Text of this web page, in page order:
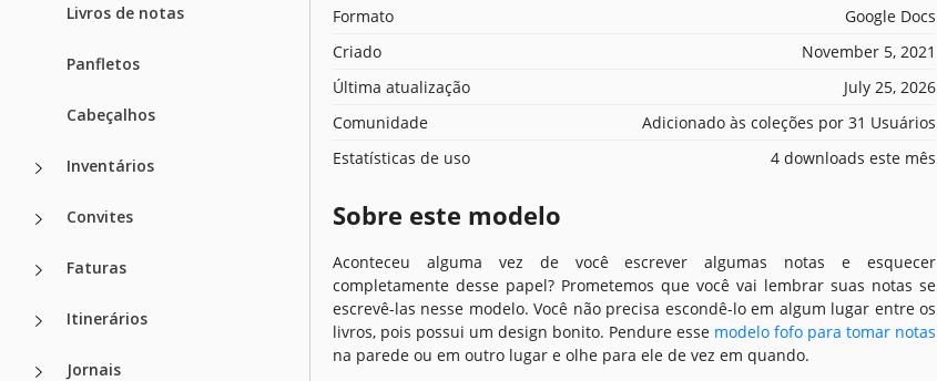
Livros de notas
Panfletos
Cabeçalhos
Inventários
Convites
Faturas
Itinerários
Jornais
Formato
Google Docs
Criado
November 5, 2021
Última atualização
July 25, 2026
Comunidade
Adicionado às coleções por 31 Usuários
Estatísticas de uso
4 downloads este mês
Sobre este modelo
Aconteceu alguma vez de você escrever algumas notas e esquecer
completamente desse papel? Prometemos que você vai lembrar suas notas se
escrevê-las nesse modelo. Você não precisa escondê-lo em algum lugar entre os
livros, pois possui um design bonito. Pendure esse modelo fofo para tomar notas
na parede ou em outro lugar e olhe para ele de vez em quando.